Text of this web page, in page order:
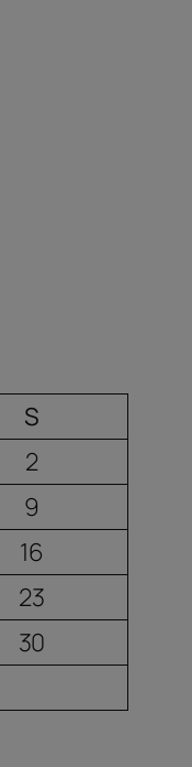
S
2
9
16
23
30